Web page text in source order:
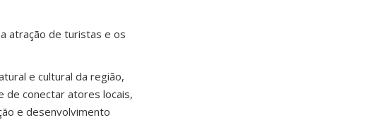
atração de turistas e os
e cultural da região,
de conectar atores locais,
e desenvolvimento